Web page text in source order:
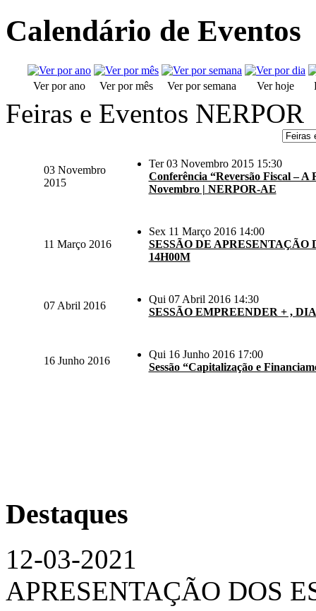
Calendário de Eventos
Ver por ano Ver por mês Ver por semana Ver hoje
Feiras e Eventos NERPOR
03 Novembro
2015
Ter 03 Novembro 2015 15:30
Conferência “Reversão Fiscal – A
Novembro | NERPOR-AE
11 Março 2016
Sex 11 Março 2016 14:00
SESSÃO DE
14H00M
07 Abril 2016
Qui 07 Abril 2016 14:30
SESSÃO EMPREENDER + ,
16 Junho 2016
Qui 16 Junho 2016 17:00
Sessão “Capitalização e
Destaques
12-03-2021
APRESENTAÇÃO DOS